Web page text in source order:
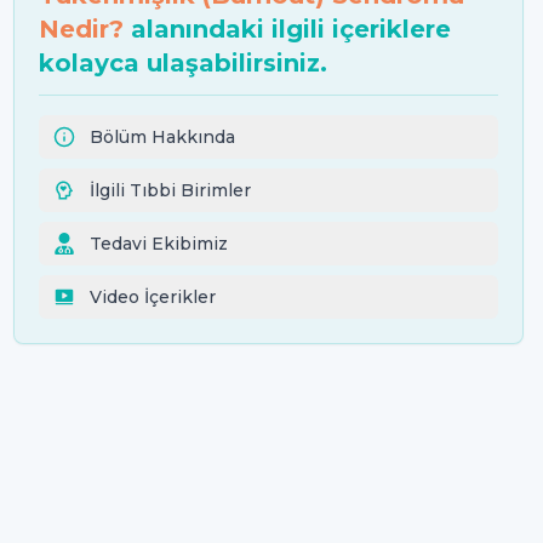
Nedir? alanındaki ilgili içeriklere
kolayca ulaşabilirsiniz.
Bölüm Hakkında
İlgili Tıbbi Birimler
Tedavi Ekibimiz
Video İçerikler